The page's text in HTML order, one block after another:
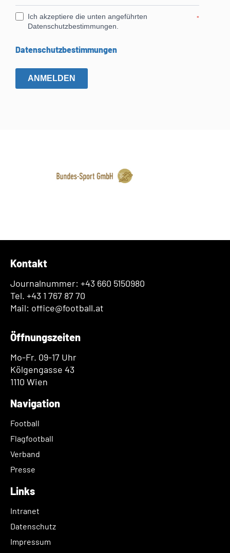
Ich akzeptiere die unten angeführten
Datenschutzbestimmungen.
*
Datenschutzbestimmungen
ANMELDEN
Kontakt
Journalnummer: +43 660 5150980
Tel. +43 1 767 87 70
Mail: office@football.at
Öffnungszeiten
Mo-Fr. 09-17 Uhr
Kölgengasse 43
1110 Wien
Navigation
Football
Flagfootball
Verband
Presse
Links
Intranet
Datenschutz
Impressum